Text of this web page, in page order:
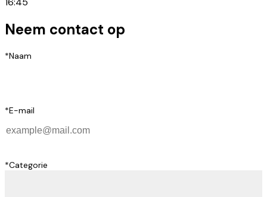
Neem contact op
*Naam
*E-mail
*Categorie